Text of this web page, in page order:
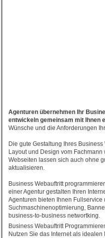
Agenturen übernehmen Ihr
entwickeln gemeinsam mit Ihnen
Wünsche und die Anforderungen
Die gute Gestaltung Ihres
Layout und Design vom
Webseiten lassen sich auch ohne
aktualisieren.
Business Webauftritt
einer Agentur gestalten Ihren
Agenturen bieten Ihnen Fullservice
Suchmaschinenoptimierung,
business-to-business networtking.
Business Webauftritt
Nutzen Sie das Internet als